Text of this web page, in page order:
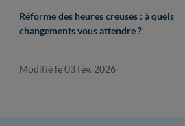
Réforme des heures creuses : à quels
changements vous attendre ?
Modifié le 03 fév. 2026